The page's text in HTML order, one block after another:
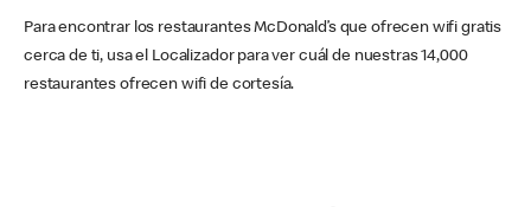
Para encontrar los restaurantes McDonald’s que ofrecen wifi gratis
cerca de ti, usa el Localizador para ver cuál de nuestras 14,000
restaurantes ofrecen wifi de cortesía.